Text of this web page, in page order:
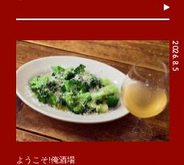
2026.8.5
ようこそ!俺酒場